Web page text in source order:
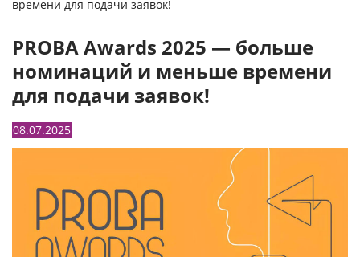
времени для подачи заявок!
PROBA Awards 2025 — больше
номинаций и меньше времени
для подачи заявок!
08.07.2025